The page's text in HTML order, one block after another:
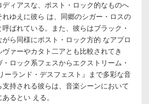
ディアスな、ポスト・ロック的なものへ
れゆえに彼ら は、同郷のシガー・ロスの
呼ばれている。また、彼らはブラック・
がら同様にポスト・ロック方的 なアプロ
ァーやカタト二アとも比較されてき
ロック系フェスからエクストリーム・
ーランド・デスフェスト』まで多彩な音
持される彼らは、音楽シーンにおいて
るとい える。